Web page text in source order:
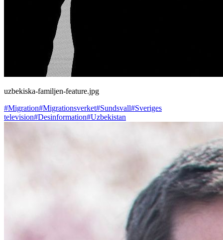
uzbekiska-familjen-feature.jpg
#Migration#Migrationsverket#Sundsvall#Sveriges
television#Desinformation#Uzbekistan